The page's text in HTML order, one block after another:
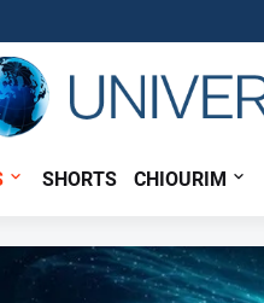
SHORTS CHIOURIM